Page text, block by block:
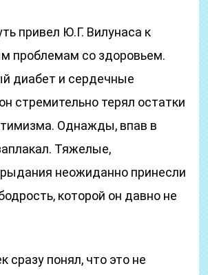
привел Ю.Г. Вилунаса к
проблемам со здоровьем.
диабет и сердечные
стремительно терял остатки
Однажды, впав в
Тяжелые,
неожиданно принесли
которой он давно не
сразу понял, что это не